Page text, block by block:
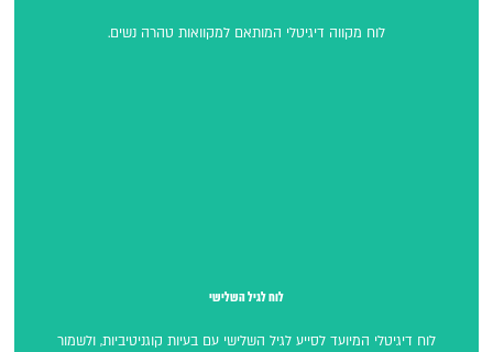
לוח מקווה דיגיטלי המותאם למקוואות טהרה נשים.
לוח לגיל השלישי
לוח דיגיטלי המיועד לסייע לגיל השלישי עם בעיות קוגניטיביות, ולשמור